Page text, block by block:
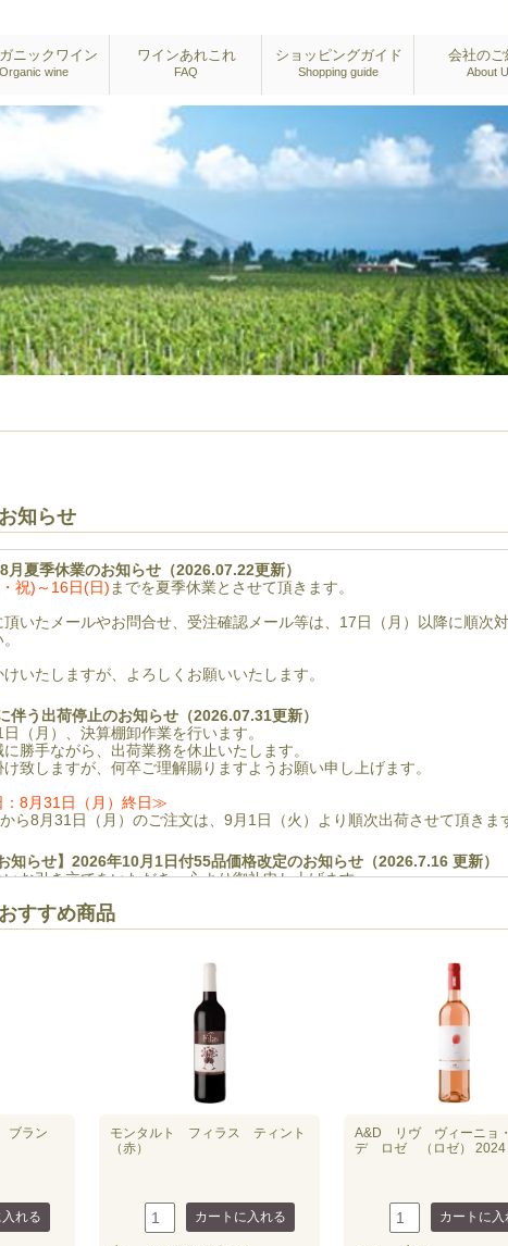
ニックワイン
Organic wine
ワインあれこれ
FAQ
ショッピングガイド
Shopping guide
会社のご
About
知らせ
夏季休業のお知らせ（2026.07.22更新）
祝)～16日(日) までを夏季休業とさせて頂きます。
いたメールやお問合せ、受注確認メール等は、17日（月）以降に順次
いたしますが、よろしくお願いいたします。
伴う出荷停止のお知らせ（2026.07.31更新）
（月）、決算棚卸作業を行います。
勝手ながら、出荷業務を休止いたします。
致しますが、何卒ご理解賜りますようお願い申し上げます。
8月31日（月）終日≫
ら8月31日（月）のご注文は、9月1日（火）より順次出荷させて頂きま
知らせ】2026年10月1日付55品価格改定のお知らせ（2026.7.16 更新）
お引き立てをいただき、心より御礼申し上げます。
ては、世界情勢による円安の影響や、製造元ワイナリー現地の諸資材
むなく、別紙の118品について、2026年10月1日付で価格改定させて
のオーガニックワインをご愛顧賜りますようお願い申し上げます。
はこちら
すすめ商品
ブラン
モンタルト フィラス ティント
（赤）
A&D リヴ ヴィーニョ
デ ロゼ （ロゼ） 2024